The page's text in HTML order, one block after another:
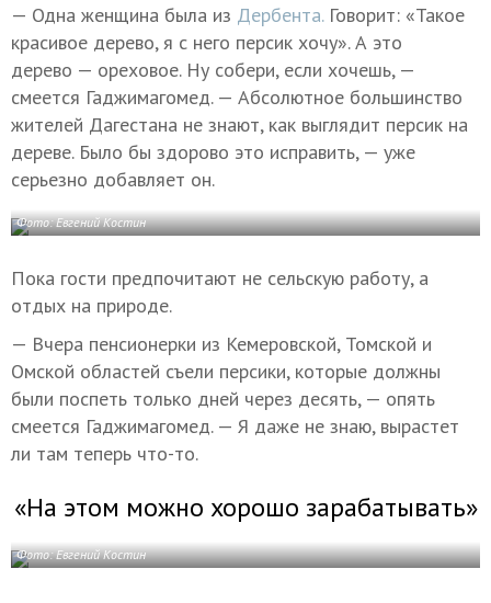
— Одна женщина была из Дербента. Говорит: «Такое
красивое дерево, я с него персик хочу». А это
дерево — ореховое. Ну собери, если хочешь, —
смеется Гаджимагомед. — Абсолютное большинство
жителей Дагестана не знают, как выглядит персик на
дереве. Было бы здорово это исправить, — уже
серьезно добавляет он.
Фото: Евгений Костин
Пока гости предпочитают не сельскую работу, а
отдых на природе.
— Вчера пенсионерки из Кемеровской, Томской и
Омской областей съели персики, которые должны
были поспеть только дней через десять, — опять
смеется Гаджимагомед. — Я даже не знаю, вырастет
ли там теперь что-то.
«На этом можно хорошо зарабатывать»
Фото: Евгений Костин